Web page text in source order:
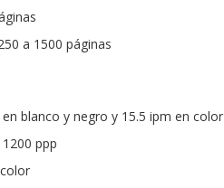
a 1500 páginas
blanco y negro y 15.5 ipm en color
ppp